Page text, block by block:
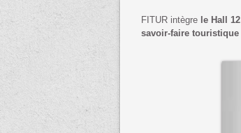
FITUR intègre le Hall 12
savoir-faire touristique